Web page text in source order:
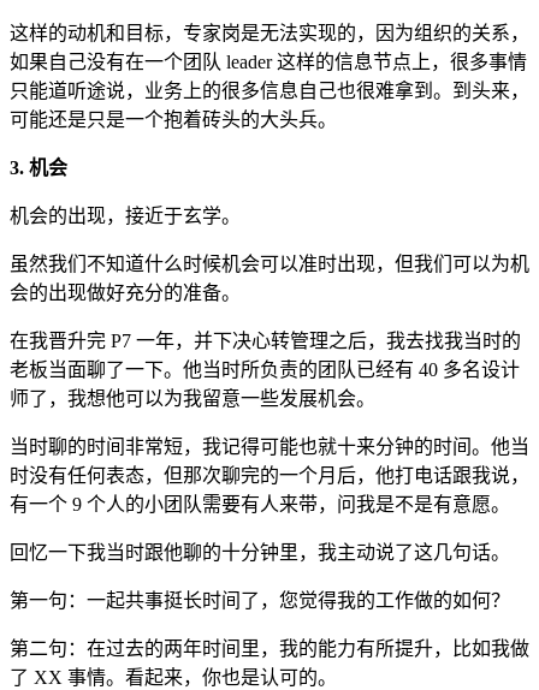
这样的动机和目标，专家岗是无法实现的，因为组织的关系，
如果自己没有在一个团队 leader 这样的信息节点上，很多事情
只能道听途说，业务上的很多信息自己也很难拿到。到头来，
可能还是只是一个抱着砖头的大头兵。
3. 机会
机会的出现，接近于玄学。
虽然我们不知道什么时候机会可以准时出现，但我们可以为机
会的出现做好充分的准备。
在我晋升完 P7 一年，并下决心转管理之后，我去找我当时的
老板当面聊了一下。他当时所负责的团队已经有 40 多名设计
师了，我想他可以为我留意一些发展机会。
当时聊的时间非常短，我记得可能也就十来分钟的时间。他当
时没有任何表态，但那次聊完的一个月后，他打电话跟我说，
有一个 9 个人的小团队需要有人来带，问我是不是有意愿。
回忆一下我当时跟他聊的十分钟里，我主动说了这几句话。
第一句：一起共事挺长时间了，您觉得我的工作做的如何？
第二句：在过去的两年时间里，我的能力有所提升，比如我做
了 XX 事情。看起来，你也是认可的。